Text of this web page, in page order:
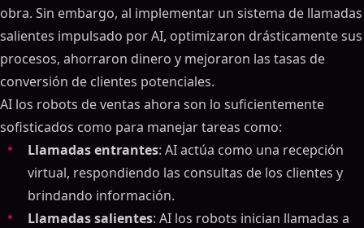
obra. Sin embargo, al implementar un sistema de llamadas
salientes impulsado por AI, optimizaron drásticamente sus
procesos, ahorraron dinero y mejoraron las tasas de
conversión de clientes potenciales.
AI los robots de ventas ahora son lo suficientemente
sofisticados como para manejar tareas como:
Llamadas entrantes: AI actúa como una recepción
virtual, respondiendo las consultas de los clientes y
brindando información.
Llamadas salientes: AI los robots inician llamadas a